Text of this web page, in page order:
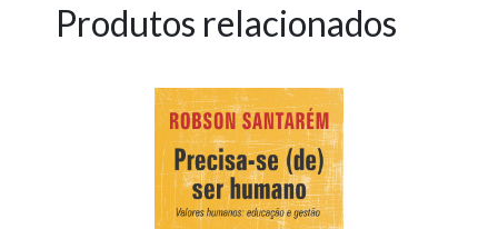
Produtos relacionados